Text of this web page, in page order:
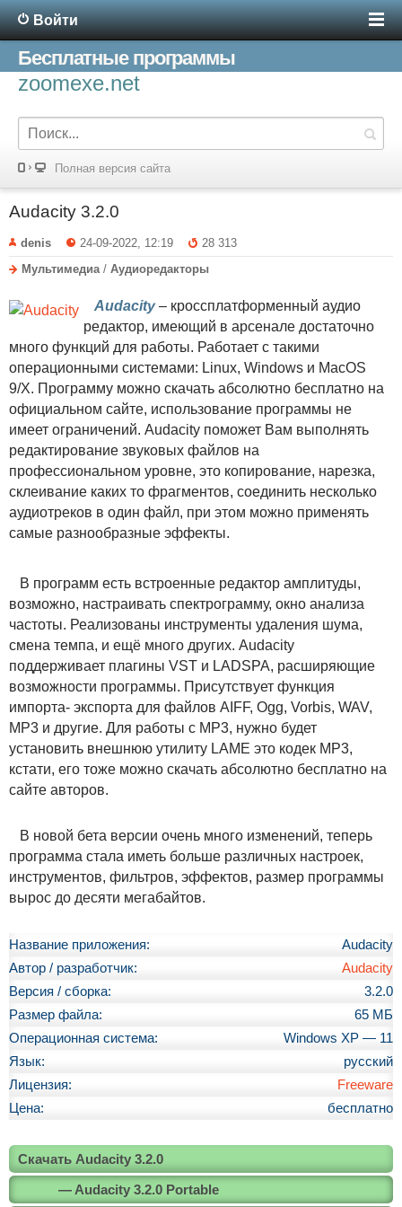
Войти
Бесплатные программы
zoomexe.net
Полная версия сайта
Audacity 3.2.0
denis 24-09-2022, 12:19
28 313
Мультимедиа / Аудиоредакторы
Audacity– кроссплатформенный аудио
редактор, имеющий в арсенале достаточно
много функций для работы. Работает с такими
операционными системами: Linux, Windows и MacOS
9/X. Программу можно скачать абсолютно бесплатно на
официальном сайте, использование программы не
имеет ограничений. Audacity поможет Вам выполнять
редактирование звуковых файлов на
профессиональном уровне, это копирование, нарезка,
склеивание каких то фрагментов, соединить несколько
аудиотреков в один файл, при этом можно применять
самые разнообразные эффекты.
В программ есть встроенные редактор амплитуды,
возможно, настраивать спектрограмму, окно анализа
частоты. Реализованы инструменты удаления шума,
смена темпа, и ещё много других. Audacity
поддерживает плагины VST и LADSPA, расширяющие
возможности программы. Присутствует функция
импорта- экспорта для файлов AIFF, Ogg, Vorbis, WAV,
MP3 и другие. Для работы с MP3, нужно будет
установить внешнюю утилиту LAME это кодек MP3,
кстати, его тоже можно скачать абсолютно бесплатно на
сайте авторов.
В новой бета версии очень много изменений, теперь
программа стала иметь больше различных настроек,
инструментов, фильтров, эффектов, размер программы
вырос до десяти мегабайтов.
Название приложения:
Audacity
Автор / разработчик:
Audacity
Версия / сборка:
3.2.0
Размер файла:
65 МБ
Операционная система:
Windows XP — 11
Язык:
русский
Лицензия:
Freeware
Цена:
бесплатно
Скачать Audacity 3.2.0
— Audacity 3.2.0 Portable